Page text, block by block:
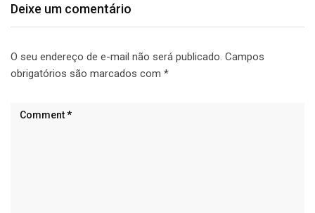
Deixe um comentário
O seu endereço de e-mail não será publicado. Campos
obrigatórios são marcados com *